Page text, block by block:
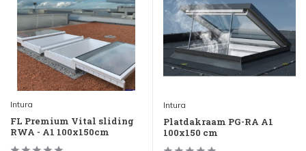
Intura
FL Premium Vital sliding
RWA - A1 100x150cm
Intura
Platdakraam PG-RA A1
100x150 cm